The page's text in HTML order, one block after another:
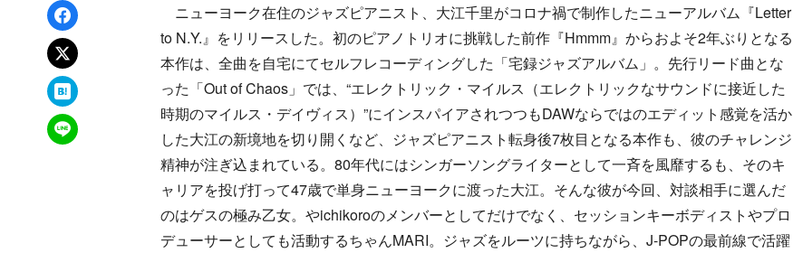
Facebookでシェア
xでポスト
はてなブックマーク
LINEで送る
ニューヨーク在住のジャズピアニスト、大江千里がコロナ禍で制作したニューアルバム『Letter
to N.Y.』をリリースした。初のピアノトリオに挑戦した前作『Hmmm』からおよそ2年ぶりとなる
本作は、全曲を自宅にてセルフレコーディングした「宅録ジャズアルバム」。先行リード曲とな
った「Out of Chaos」では、“エレクトリック・マイルス（エレクトリックなサウンドに接近した
時期のマイルス・デイヴィス）”にインスパイアされつつもDAWならではのエディット感覚を活か
した大江の新境地を切り開くなど、ジャズピアニスト転身後7枚目となる本作も、彼のチャレンジ
精神が注ぎ込まれている。80年代にはシンガーソングライターとして一斉を風靡するも、そのキ
ャリアを投げ打って47歳で単身ニューヨークに渡った大江。そんな彼が今回、対談相手に選んだ
のはゲスの極み乙女。やichikoroのメンバーとしてだけでなく、セッションキーボディストやプロ
デューサーとしても活動するちゃんMARI。ジャズをルーツに持ちながら、J-POPの最前線で活躍